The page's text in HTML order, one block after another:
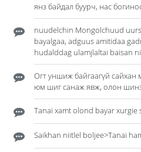
янз байдал буурч, нас
nuudelchin Mongolchuud
bayalgaa, adguus amitidaa
hudalddag ulamjlaltai baisan
Огт уншиж байгаагүй сайхан
юм шиг санаж явж, олон
Tanai xamt olond bayar xurgie
Saikhan niitlel boljee>Tanai